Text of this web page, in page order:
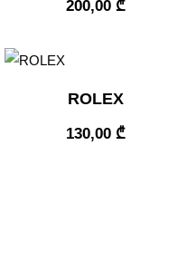
200,00 ₾
ROLEX
130,00 ₾